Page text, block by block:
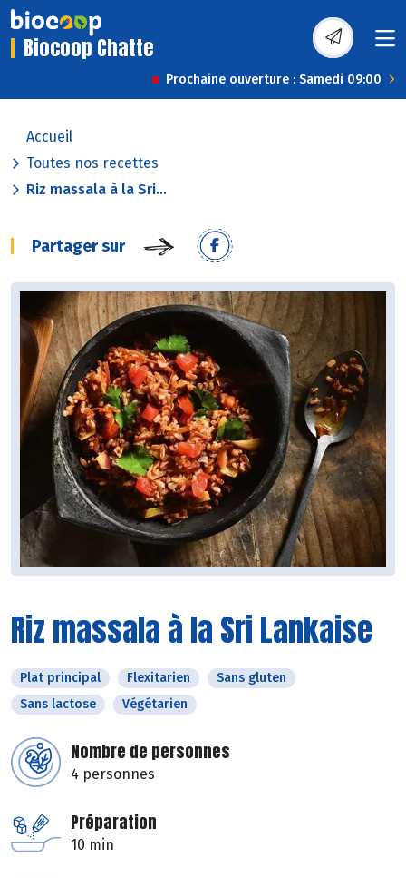
Biocoop Chatte
Prochaine ouverture : Samedi 09:00
Accueil
Toutes nos recettes
Riz massala à la Sri...
Partager sur
Riz massala à la Sri Lankaise
Plat principal Flexitarien
Sans gluten
Sans lactose
Végétarien
Nombre de personnes
4 personnes
Préparation
10 min